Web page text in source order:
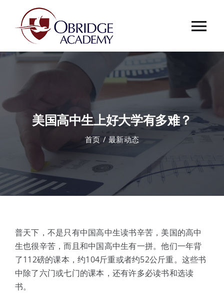
首页
欧桥介绍
课程中心
合作伙伴
体验中心
美国高中生上好大学有多难？
首页 最新动态
普天下，不是只有中国高中生读书辛苦，美国的高中
生也很辛苦，而且和中国高中生有一拼。他们一年背
了112磅的课本，约104斤重或者约52公斤重。这些书
中除了六门或七门的课本，还有许多必读书和选读
书。